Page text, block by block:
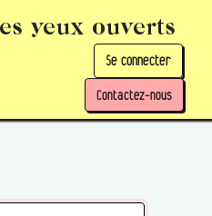
yeux ouverts
Se connecter
Contactez-nous